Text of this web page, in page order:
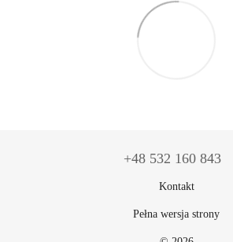
+48 532 160 843
Kontakt
Pełna wersja strony